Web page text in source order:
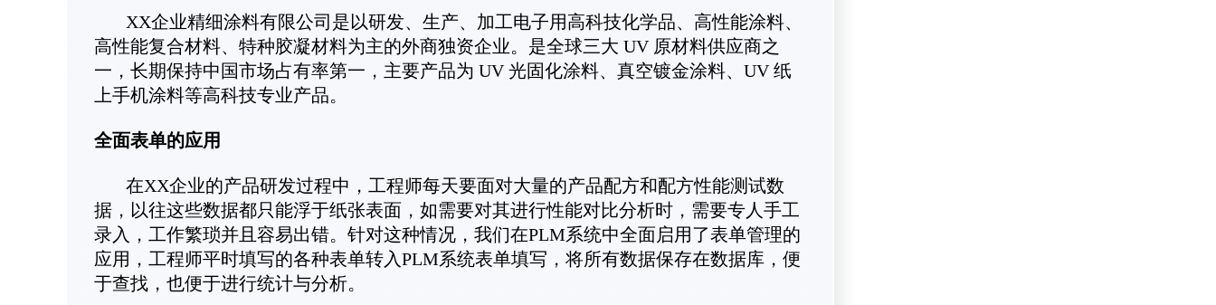
XX企业精细涂料有限公司是以研发、生产、加工电子用高科技化学品、高性能涂料、
高性能复合材料、特种胶凝材料为主的外商独资企业。是全球三大 UV 原材料供应商之
一，长期保持中国市场占有率第一，主要产品为 UV 光固化涂料、真空镀金涂料、UV 纸
上手机涂料等高科技专业产品。
全面表单的应用
在XX企业的产品研发过程中，工程师每天要面对大量的产品配方和配方性能测试数
据，以往这些数据都只能浮于纸张表面，如需要对其进行性能对比分析时，需要专人手工
录入，工作繁琐并且容易出错。针对这种情况，我们在PLM系统中全面启用了表单管理的
应用，工程师平时填写的各种表单转入PLM系统表单填写，将所有数据保存在数据库，便
于查找，也便于进行统计与分析。